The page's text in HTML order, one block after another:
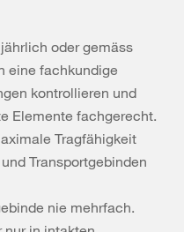
oder gemäss
eine fachkundige
kontrollieren und
Elemente fachgerecht.
Tragfähigkeit
Transportgebinden
nie mehrfach.